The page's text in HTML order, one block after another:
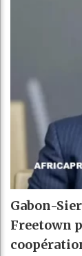
Gabon-
Freetown